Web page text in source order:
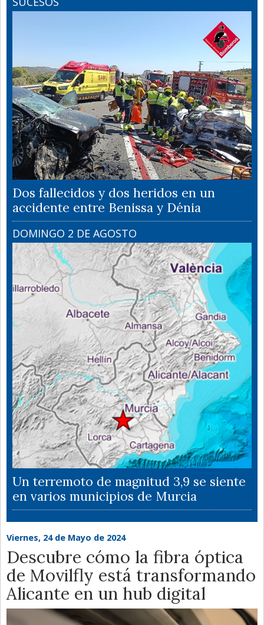
Dos fallecidos y dos heridos en un
accidente entre Benissa y Dénia
DOMINGO 2 DE AGOSTO
Un terremoto de magnitud 3,9 se siente
en varios municipios de Murcia
Viernes, 24 de Mayo de 2024
Descubre cómo la fibra óptica
de Movilfly está transformando
Alicante en un hub digital